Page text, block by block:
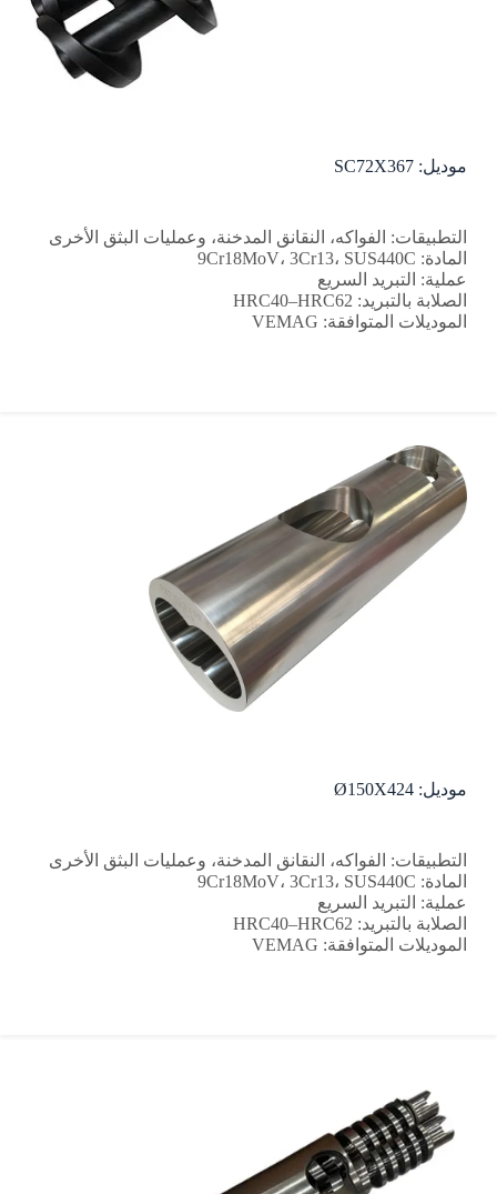
موديل: SC72X367
التطبيقات: الفواكه، النقانق المدخنة، وعمليات البثق الأخرى
المادة: 9Cr18MoV، 3Cr13، SUS440C
عملية: التبريد السريع
الصلابة بالتبريد: HRC40–HRC62
الموديلات المتوافقة: VEMAG
موديل: Ø150X424
التطبيقات: الفواكه، النقانق المدخنة، وعمليات البثق الأخرى
المادة: 9Cr18MoV، 3Cr13، SUS440C
عملية: التبريد السريع
الصلابة بالتبريد: HRC40–HRC62
الموديلات المتوافقة: VEMAG